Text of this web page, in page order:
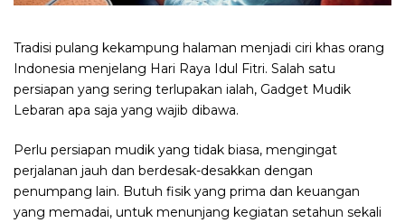
Tradisi pulang kekampung halaman menjadi ciri khas orang
Indonesia menjelang Hari Raya Idul Fitri. Salah satu
persiapan yang sering terlupakan ialah, Gadget Mudik
Lebaran apa saja yang wajib dibawa.
Perlu persiapan mudik yang tidak biasa, mengingat
perjalanan jauh dan berdesak-desakkan dengan
penumpang lain. Butuh fisik yang prima dan keuangan
yang memadai, untuk menunjang kegiatan setahun sekali